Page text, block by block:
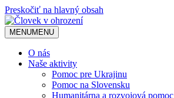
Preskočiť na hlavný obsah
MENUMENU
O nás
Naše aktivity
Pomoc pre Ukrajinu
Pomoc na Slovensku
Humanitárna a rozvojová pomoc